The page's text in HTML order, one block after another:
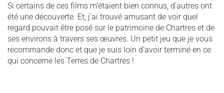
Si certains de ces films m’étaient bien connus, d’autres ont
été une découverte. Et, j’ai trouvé amusant de voir quel
regard pouvait être posé sur le patrimoine de Chartres et de
ses environs à travers ses œuvres. Un petit jeu que je vous
recommande donc et que je suis loin d’avoir terminé en ce
qui concerne les Terres de Chartres !